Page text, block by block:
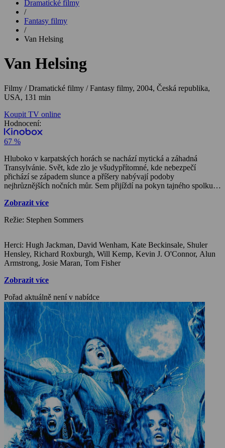
Dramatické filmy
/
Fantasy filmy
/
Van Helsing
Van Helsing
Filmy / Dramatické filmy / Fantasy filmy, 2004, Česká republika,
USA, 131 min
Koupit TV online
Hodnocení:
67 %
Hluboko v karpatských horách se nachází mytická a záhadná
Transylvánie. Svět, kde zlo je všudypřítomné, kde nebezpečí
přichází se západem slunce a příšery nabývají podoby
nejhrůznějších nočních můr. Sem přijíždí na pokyn tajného spolku
přemohl krvežíznivého svůdníka hraběte Draculu (Richard
generace trvající kletby… Van Helsing je nejdražším americkým
Zobrazit více
Režie: Stephen Sommers
Herci: Hugh Jackman, David Wenham, Kate Beckinsale, Shuler
Hensley, Richard Roxburgh, Will Kemp, Kevin J. O'Connor, Alun
Armstrong, Josie Maran, Tom Fisher
Zobrazit více
Pořad aktuálně není v nabídce